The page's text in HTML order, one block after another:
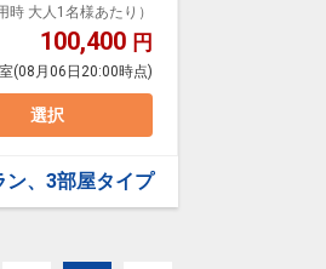
まります。
能なプランもござ
時 大人1名様あたり）
100,400 円
(08月06日20:00時点)
選択
ン、3部屋タイプ